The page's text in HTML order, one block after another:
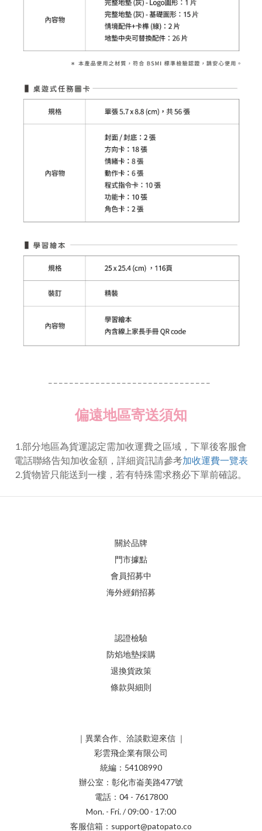
偏遠地區寄送須知
1.部分地區為貨運認定需加收運費之區域，下單後客服會
電話聯絡告知加收金額，詳細資訊請參考加收運費一覽表
2.貨物皆只能送到一樓，若有特殊需求務必下單前確認。
關於品牌
門市據點
會員招募中
海外經銷招募
認證檢驗
防焰地墊採購
退換貨政策
條款與細則
｜異業合作、洽談歡迎來信 ｜
彩雲飛企業有限公司
統編：54108990
辦公室：彰化市崙美路477號
電話：04 - 7617800
Mon. - Fri. / 09:00 - 17:00
客服信箱：support@patopato.co